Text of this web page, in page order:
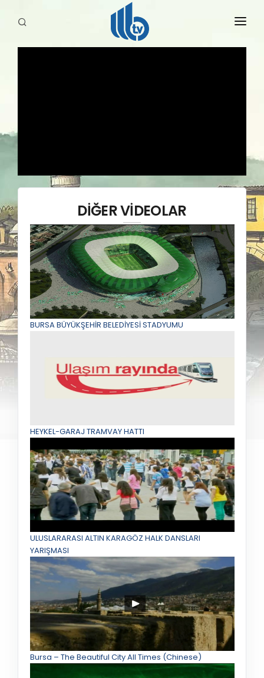
DİĞER VİDEOLAR
BURSA BÜYÜKŞEHİR BELEDİYESİ STADYUMU
HEYKEL-GARAJ TRAMVAY HATTI
ULUSLARARASI ALTIN KARAGÖZ HALK DANSLARI
YARIŞMASI
Bursa – The Beautiful City All Times (Chinese)